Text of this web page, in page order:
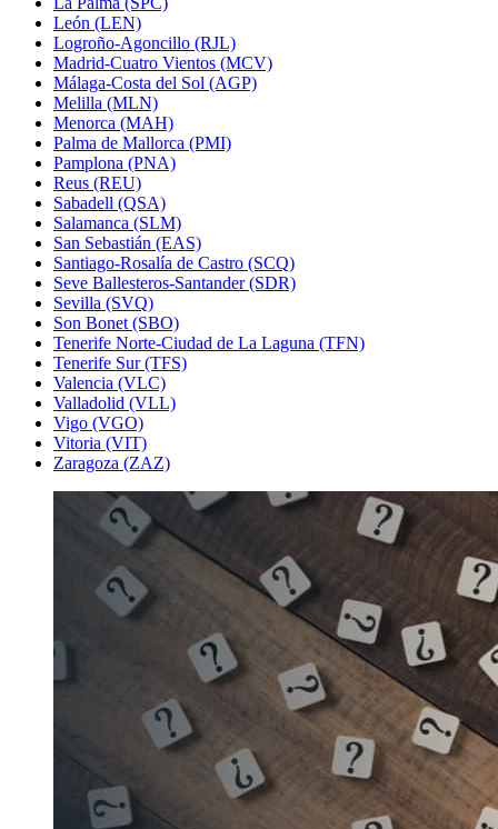
León (LEN)
Logroño-Agoncillo (RJL)
Madrid-Cuatro Vientos (MCV)
Málaga-Costa del Sol (AGP)
Melilla (MLN)
Menorca (MAH)
Palma de Mallorca (PMI)
Pamplona (PNA)
Reus (REU)
Sabadell (QSA)
Salamanca (SLM)
San Sebastián (EAS)
Santiago-Rosalía de Castro (SCQ)
Seve Ballesteros-Santander (SDR)
Sevilla (SVQ)
Son Bonet (SBO)
Tenerife Norte-Ciudad de La Laguna (TFN)
Tenerife Sur (TFS)
Valencia (VLC)
Valladolid (VLL)
Vigo (VGO)
Vitoria (VIT)
Zaragoza (ZAZ)